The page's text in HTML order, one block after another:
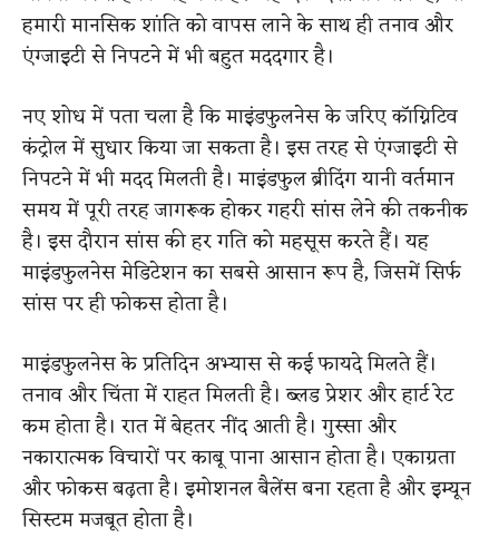
हमारी मानसिक शांति को वापस लाने के साथ ही तनाव और
एंग्जाइटी से निपटने में भी बहुत मददगार है।
नए शोध में पता चला है कि माइंडफुलनेस के जरिए कॉग्निटिव
कंट्रोल में सुधार किया जा सकता है। इस तरह से एंग्जाइटी से
निपटने में भी मदद मिलती है। माइंडफुल ब्रीदिंग यानी वर्तमान
समय में पूरी तरह जागरूक होकर गहरी सांस लेने की तकनीक
है। इस दौरान सांस की हर गति को महसूस करते हैं। यह
माइंडफुलनेस मेडिटेशन का सबसे आसान रूप है, जिसमें सिर्फ
सांस पर ही फोकस होता है।
माइंडफुलनेस के प्रतिदिन अभ्यास से कई फायदे मिलते हैं।
तनाव और चिंता में राहत मिलती है। ब्लड प्रेशर और हार्ट रेट
कम होता है। रात में बेहतर नींद आती है। गुस्सा और
नकारात्मक विचारों पर काबू पाना आसान होता है। एकाग्रता
और फोकस बढ़ता है। इमोशनल बैलेंस बना रहता है और इम्यून
सिस्टम मजबूत होता है।